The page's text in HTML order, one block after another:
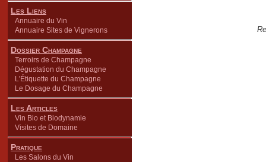
Les Liens
Annuaire du Vin
Annuaire Sites de Vignerons
Dossier Champagne
Terroirs de Champagne
Dégustation du Champagne
L'Étiquette du Champagne
Le Dosage du Champagne
Les Articles
Vin Bio et Biodynamie
Visites de Domaine
Pratique
Les Salons du Vin